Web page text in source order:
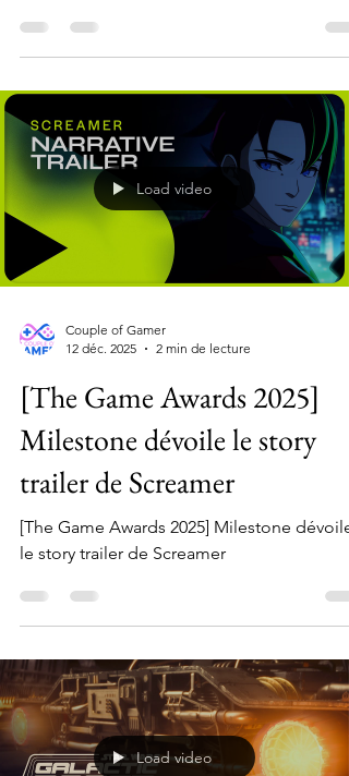
tous les gagnants
Load video
12 déc. 2025
2 min de lecture
[The Game Awards 2025]
Milestone dévoile le story
trailer de Screamer
[The Game Awards 2025] Milestone dévoile
le story trailer de Screamer